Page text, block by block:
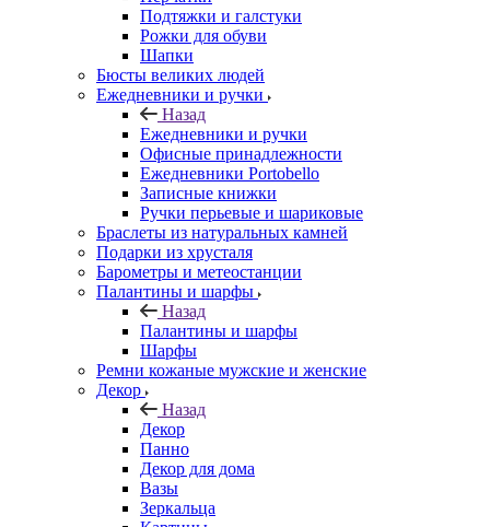
Подтяжки и галстуки
Рожки для обуви
Шапки
Бюсты великих людей
Ежедневники и ручки
Назад
Ежедневники и ручки
Офисные принадлежности
Ежедневники Portobello
Записные книжки
Ручки перьевые и шариковые
Браслеты из натуральных камней
Подарки из хрусталя
Барометры и метеостанции
Палантины и шарфы
Назад
Палантины и шарфы
Шарфы
Ремни кожаные мужские и женские
Декор
Назад
Декор
Панно
Декор для дома
Вазы
Зеркальца